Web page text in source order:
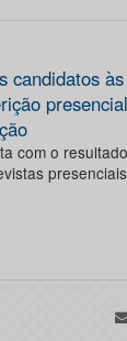
candidatos
com o